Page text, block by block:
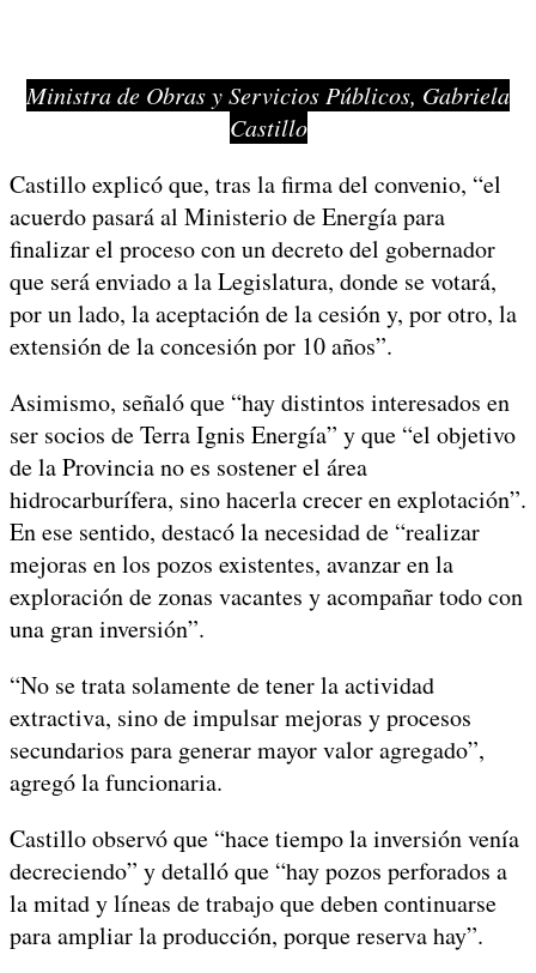
Ministra de Obras y Servicios Públicos, Gabriela
Castillo
Castillo explicó que, tras la firma del convenio, “el
acuerdo pasará al Ministerio de Energía para
finalizar el proceso con un decreto del gobernador
que será enviado a la Legislatura, donde se votará,
por un lado, la aceptación de la cesión y, por otro, la
extensión de la concesión por 10 años”.
Asimismo, señaló que “hay distintos interesados en
ser socios de Terra Ignis Energía” y que “el objetivo
de la Provincia no es sostener el área
hidrocarburífera, sino hacerla crecer en explotación”.
En ese sentido, destacó la necesidad de “realizar
mejoras en los pozos existentes, avanzar en la
exploración de zonas vacantes y acompañar todo con
una gran inversión”.
“No se trata solamente de tener la actividad
extractiva, sino de impulsar mejoras y procesos
secundarios para generar mayor valor agregado”,
agregó la funcionaria.
Castillo observó que “hace tiempo la inversión venía
decreciendo” y detalló que “hay pozos perforados a
la mitad y líneas de trabajo que deben continuarse
para ampliar la producción, porque reserva hay”.